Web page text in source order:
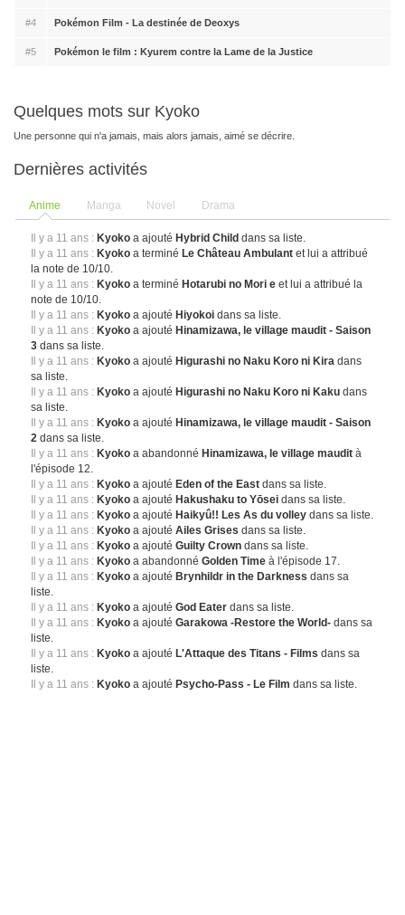
#4 Pokémon Film - La destinée de Deoxys
#5 Pokémon le film : Kyurem contre la Lame de la Justice
Quelques mots sur Kyoko
Une personne qui n'a jamais, mais alors jamais, aimé se décrire.
Dernières activités
Anime Manga Novel Drama
Il y a 11 ans : Kyoko a ajouté Hybrid Child dans sa liste.
Il y a 11 ans : Kyoko a terminé Le Château Ambulant et lui a attribué
la note de 10/10.
Il y a 11 ans : Kyoko a terminé Hotarubi no Mori e et lui a attribué la
note de 10/10.
Il y a 11 ans : Kyoko a ajouté Hiyokoi dans sa liste.
Il y a 11 ans : Kyoko a ajouté Hinamizawa, le village maudit - Saison
3 dans sa liste.
Il y a 11 ans : Kyoko a ajouté Higurashi no Naku Koro ni Kira dans
sa liste.
Il y a 11 ans : Kyoko a ajouté Higurashi no Naku Koro ni Kaku dans
sa liste.
Il y a 11 ans : Kyoko a ajouté Hinamizawa, le village maudit - Saison
2 dans sa liste.
Il y a 11 ans : Kyoko a abandonné Hinamizawa, le village maudit à
l'épisode 12.
Il y a 11 ans : Kyoko a ajouté Eden of the East dans sa liste.
Il y a 11 ans : Kyoko a ajouté Hakushaku to Yōsei dans sa liste.
Il y a 11 ans : Kyoko a ajouté Haikyû!! Les As du volley dans sa liste.
Il y a 11 ans : Kyoko a ajoutéAiles Grises dans sa liste.
Il y a 11 ans : Kyoko a ajoutéGuilty Crown dans sa liste.
Il y a 11 ans : Kyoko a abandonnéGolden Time à l'épisode 17.
Il y a 11 ans : Kyoko a ajouté Brynhildr in the Darkness dans sa
liste.
Il y a 11 ans : Kyoko a ajoutéGod Eater dans sa liste.
Il y a 11 ans : Kyoko a ajoutéGarakowa -Restore the World- dans sa
liste.
Il y a 11 ans : Kyoko a ajouté L'Attaque des Titans - Films dans sa
liste.
Il y a 11 ans : Kyoko a ajouté Psycho-Pass - Le Film dans sa liste.